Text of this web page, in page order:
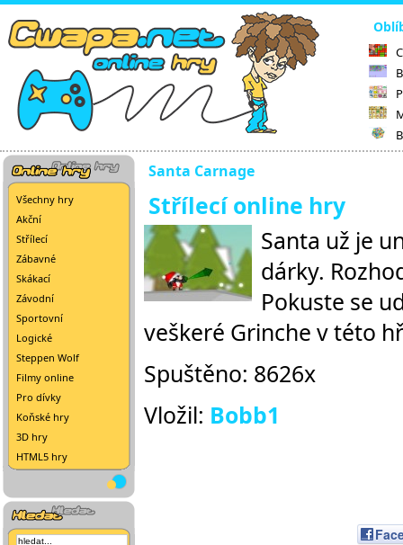
Všechny hry
Akční
Střílecí
Zábavné
Skákací
Závodní
Sportovní
Logické
Steppen Wolf
Filmy online
Pro dívky
Koňské hry
3D hry
HTML5 hry
Santa Carnage
Střílecí online hry
Santa už je
dárky.
Pokuste se
veškeré Grinche v této
Spuštěno: 8626x
Vložil: Bobb1